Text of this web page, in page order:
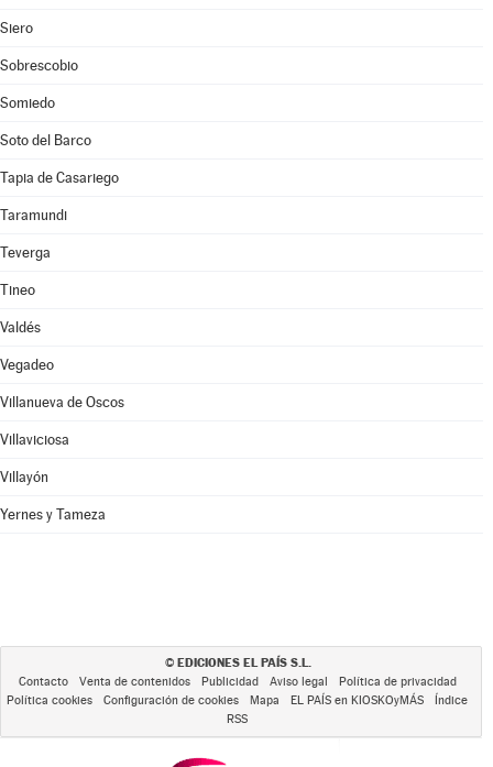
Siero
Sobrescobio
Somiedo
Soto del Barco
Tapia de Casariego
Taramundi
Teverga
Tineo
Valdés
Vegadeo
Villanueva de Oscos
Villaviciosa
Villayón
Yernes y Tameza
© EDICIONES EL PAÍS S.L.
Contacto Venta de contenidos Publicidad Aviso legal
Política de privacidad
Política cookies
Configuración de cookies Mapa EL PAÍS en KIOSKOyMÁS
Índice
RSS